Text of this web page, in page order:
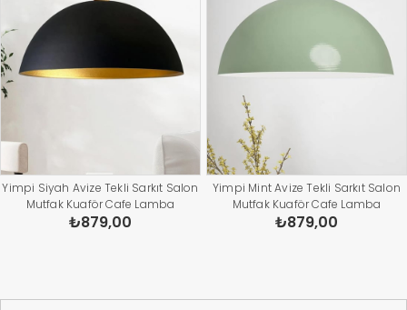
Yimpi Siyah Avize Tekli Sarkıt Salon
Mutfak Kuaför Cafe Lamba
Dekoratif Aydınlatma Pastane
₺879,00
Yimpi Mint Avize Tekli Sarkıt Salon
Mutfak Kuaför Cafe Lamba
Dekoratif Aydınlatma Pastane
₺879,00